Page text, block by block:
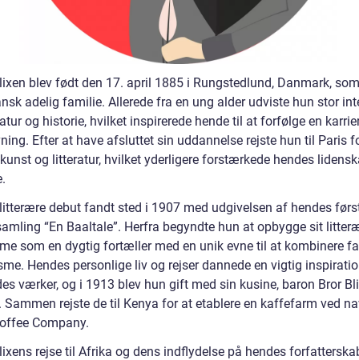
blev født den 17. april 1885 i Rungstedlund, Danmark,
adelig familie. Allerede fra en ung alder udviste hun stor
og historie, hvilket inspirerede hende til at forfølge en
Efter at have afsluttet sin uddannelse rejste hun til Paris
og litteratur, hvilket yderligere forstærkede hendes
debut fandt sted i 1907 med udgivelsen af hendes
“En Baaltale”. Herfra begyndte hun at opbygge sit
som en dygtig fortæller med en unik evne til at kombinere
Hendes personlige liv og rejser dannede en vigtig
værker, og i 1913 blev hun gift med sin kusine, baron Bror
Sammen rejste de til Kenya for at etablere en kaffefarm ved
Company.
rejse til Afrika og dens indflydelse på hendes